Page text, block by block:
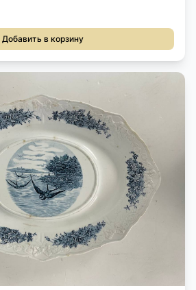
Добавить в корзину